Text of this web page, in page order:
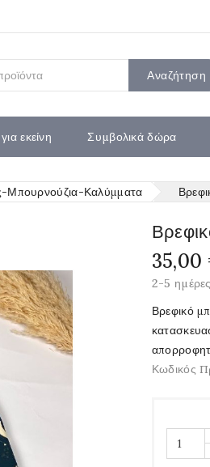
Αναζήτηση
εκείνη Συμβολικά δώρα
Μπουρνούζια-Καλύμματα
35,00
2-5 ημέρες
Βρεφικό
Κωδικός